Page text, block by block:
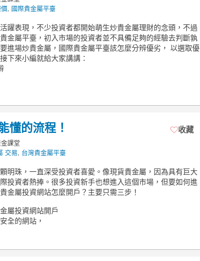
國際貴金屬平臺
躍表現，不少投資者都開始萌生炒貴金屬理財的念頭，不過
金屬平臺，初入市場的投資者並不具備足夠的經驗去判斷孰
進場炒貴金屬，國際貴金屬平臺該怎麼分辨優劣， 以選取優
下來小編就給大家講講：
懂的流程！
課堂
交易 台灣貴金屬平臺
收藏
明珠，一直深受投資者喜愛。像現貨貴金屬，因為具有巨大
投資者熱捧。很多投資新手也想進入這個市場，但要如何進
金屬投資網站怎麼開戶？主要只需三步！
屬投資網站開戶
全的網站，